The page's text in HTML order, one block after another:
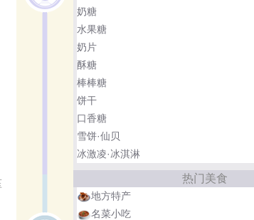
奶糖
水果糖
奶片
酥糖
棒棒糖
饼干
口香糖
雪饼·仙贝
冰激凌·冰淇淋
热门美食
地方特产
名菜小吃